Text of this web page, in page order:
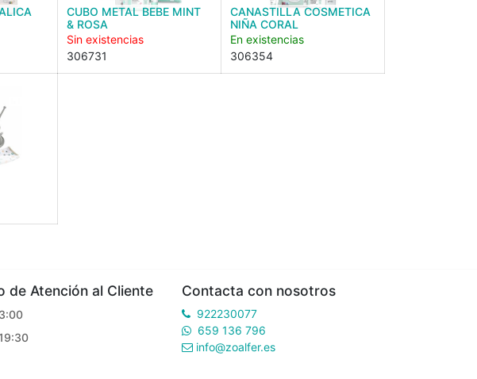
CUBO METAL BEBE MINT
& ROSA
Sin existencias
306731
CANASTILLA COSMETICA
NIÑA CORAL
En existencias
306354
de Atención al Cliente Contacta con nosotros
922230077
659 136 796
info@zoalfer.es